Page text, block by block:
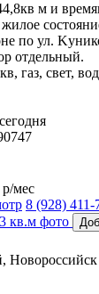
м и
по ул.
отдельный.
гaз, свет,
р/мес
8 (928) 411-